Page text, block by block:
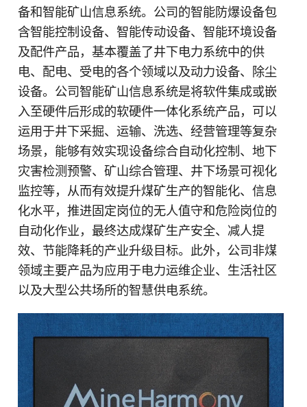
备和智能矿山信息系统。公司的智能防爆设备包
含智能控制设备、智能传动设备、智能环境设备
及配件产品，基本覆盖了井下电力系统中的供
电、配电、受电的各个领域以及动力设备、除尘
设备。公司智能矿山信息系统是将软件集成或嵌
入至硬件后形成的软硬件一体化系统产品，可以
运用于井下采掘、运输、洗选、经营管理等复杂
场景，能够有效实现设备综合自动化控制、地下
灾害检测预警、矿山综合管理、井下场景可视化
监控等，从而有效提升煤矿生产的智能化、信息
化水平，推进固定岗位的无人值守和危险岗位的
自动化作业，最终达成煤矿生产安全、减人提
效、节能降耗的产业升级目标。此外，公司非煤
领域主要产品为应用于电力运维企业、生活社区
以及大型公共场所的智慧供电系统。